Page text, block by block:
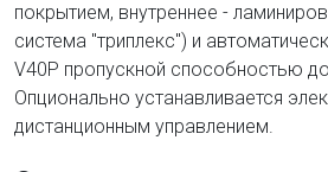
покрытием, внутреннее -
система "триплекс") и
V40P пропуcкной способностью
Опционально устанавливается
дистанционным управлением.